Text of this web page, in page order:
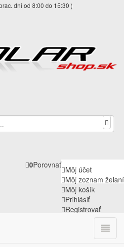
dni od 8:00 do 15:30 )
Môj účet
Môj zoznam želaní
Môj košík
Prihlásiť
Registrovať
0Porovnať
